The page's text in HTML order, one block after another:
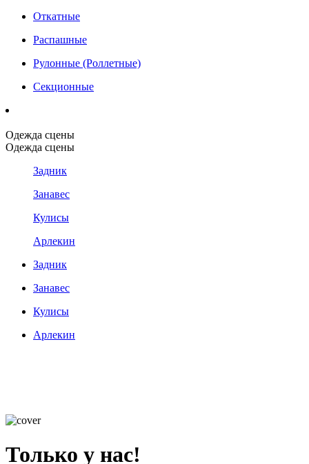
Откатные
Распашные
Рулонные (Роллетные)
Секционные
Одежда сцены
Одежда сцены
Задник
Занавес
Кулисы
Арлекин
Задник
Занавес
Кулисы
Арлекин
Только у нас!